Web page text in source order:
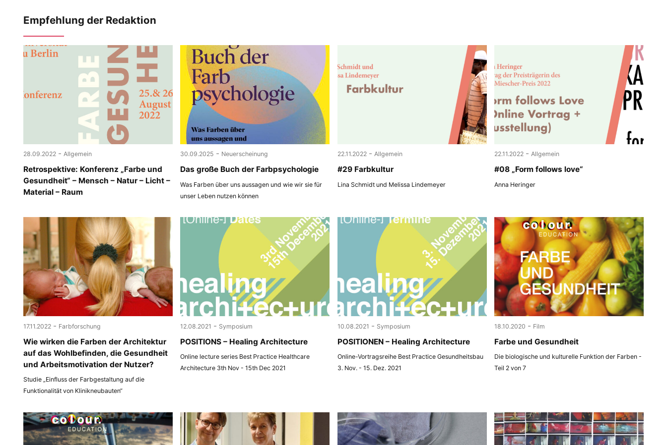
Empfehlung der Redaktion
28.09.2022 - Allgemein
Retrospektive: Konferenz „Farbe und
Gesundheit“ – Mensch – Natur – Licht –
Material – Raum
30.09.2025 - Neuerscheinung
Das große Buch der Farbpsychologie
Was Farben über uns aussagen und wie wir sie für
unser Leben nutzen können
22.11.2022 - Allgemein
#29 Farbkultur
Lina Schmidt und Melissa Lindemeyer
22.11.2022 - Allgemein
#08 „Form follows love“
Anna Heringer
17.11.2022 - Farbforschung
Wie wirken die Farben der Architektur
auf das Wohlbefinden, die Gesundheit
und Arbeitsmotivation der Nutzer?
Studie „Einfluss der Farbgestaltung auf die
Funktionalität von Klinikneubauten“
12.08.2021 - Symposium
POSITIONS – Healing Architecture
Online lecture series Best Practice Healthcare
Architecture 3th Nov - 15th Dec 2021
10.08.2021 - Symposium
POSITIONEN – Healing Architecture
Online-Vortragsreihe Best Practice Gesundheitsbau
3. Nov. - 15. Dez. 2021
18.10.2020 - Film
Farbe und Gesundheit
Die biologische und kulturelle Funktion der Farben -
Teil 2 von 7